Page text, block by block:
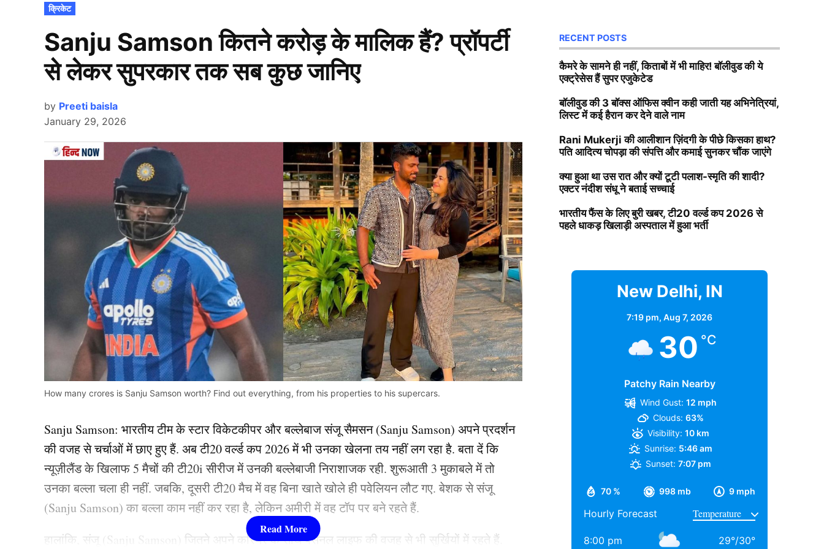
POSTED
IN
क्रिकेट
Sanju Samson कितने करोड़ के मालिक हैं? प्रॉपर्टी
से लेकर सुपरकार तक सब कुछ जानिए
by Preeti baisla
January 29, 2026
How many crores is Sanju Samson worth? Find out everything, from his properties to his supercars.
Sanju Samson: भारतीय टीम के स्टार विकेटकीपर और बल्लेबाज संजू सैमसन (Sanju Samson) अपने प्रदर्शन
की वजह से चर्चाओं में छाए हुए हैं. अब टी20 वर्ल्ड कप 2026 में भी उनका खेलना तय नहीं लग रहा है. बता दें कि
न्यूज़ीलैंड के खिलाफ 5 मैचों की टी20i सीरीज में उनकी बल्लेबाजी निराशाजक रही. शुरूआती 3 मुकाबले में तो
उनका बल्ला चला ही नहीं. जबकि, दूसरी टी20 मैच में वह बिना खाते खोले ही पवेलियन लौट गए. बेशक से संजू
(Sanju Samson) का बल्ला काम नहीं कर रहा है, लेकिन अमीरी में वह टॉप पर बने रहते हैं.
हालांकि, संजू (Sanju Samson) जितने अपने करियर के साथ पर्सनल लाइफ की वजह से भी सुर्खियों में रहते हैं.
RECENT POSTS
कैमरे के सामने ही नहीं, किताबों में भी माहिर! बॉलीवुड की ये
एक्ट्रेसेस हैं सुपर एजुकेटेड
बॉलीवुड की 3 बॉक्स ऑफिस क्वीन कही जाती यह अभिनेत्रियां,
लिस्ट में कई हैरान कर देने वाले नाम
Rani Mukerji की आलीशान ज़िंदगी के पीछे किसका हाथ?
पति आदित्य चोपड़ा की संपत्ति और कमाई सुनकर चौंक जाएंगे
क्या हुआ था उस रात और क्यों टूटी पलाश-स्मृति की शादी?
एक्टर नंदीश संधू ने बताई सच्चाई
भारतीय फैंस के लिए बुरी खबर, टी20 वर्ल्ड कप 2026 से
पहले धाकड़ खिलाड़ी अस्पताल में हुआ भर्ती
New Delhi, IN
7:19 pm, Aug 7, 2026
30 °C
Patchy Rain Nearby
70 % 998 mb 9 mph
Wind Gust: 12 mph
Clouds: 63%
Visibility: 10 km
Sunrise: 5:46 am
Sunset: 7:07 pm
Hourly Forecast
8:00 pm 29°/30°